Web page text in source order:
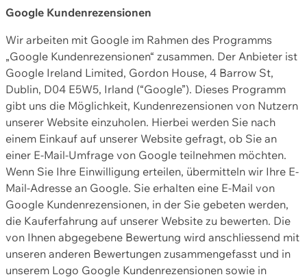
Google Kundenrezensionen
Wir arbeiten mit Google im Rahmen des Programms
„Google Kundenrezensionen“ zusammen. Der Anbieter ist
Google Ireland Limited, Gordon House, 4 Barrow St,
Dublin, D04 E5W5, Irland (“Google”). Dieses Programm
gibt uns die Möglichkeit, Kundenrezensionen von Nutzern
unserer Website einzuholen. Hierbei werden Sie nach
einem Einkauf auf unserer Website gefragt, ob Sie an
einer E-Mail-Umfrage von Google teilnehmen möchten.
Wenn Sie Ihre Einwilligung erteilen, übermitteln wir Ihre E-
Mail-Adresse an Google. Sie erhalten eine E-Mail von
Google Kundenrezensionen, in der Sie gebeten werden,
die Kauferfahrung auf unserer Website zu bewerten. Die
von Ihnen abgegebene Bewertung wird anschliessend mit
unseren anderen Bewertungen zusammengefasst und in
unserem Logo Google Kundenrezensionen sowie in